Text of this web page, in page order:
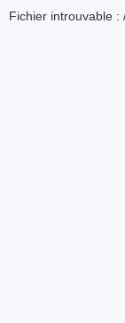
Fichier introuvable